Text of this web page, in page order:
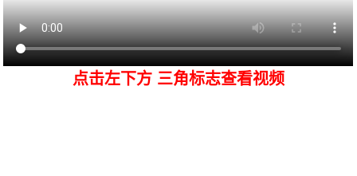
点击左下方 三角标志查看视频